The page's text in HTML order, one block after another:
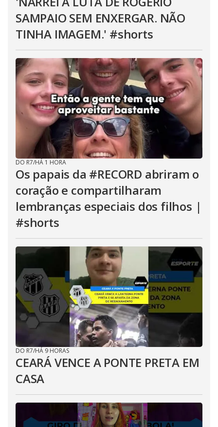
SAMPAIO SEM ENXERGAR. NÃO
TINHA IMAGEM.' #shorts
DO R7/HÁ 1 HORA
Os papais da #RECORD abriram o
coração e compartilharam
lembranças especiais dos filhos |
#shorts
DO R7/HÁ 9 HORAS
CEARÁ VENCE A PONTE PRETA EM
CASA